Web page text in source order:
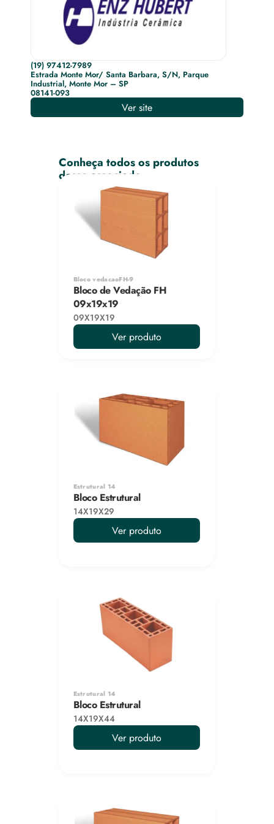
Conheça todos os produtos
desse associado
Bloco vedacaoFH-9
Bloco de Vedação FH
09x19x19
09X19X19
Ver produto
Estrutural 14
Bloco Estrutural
14X19X29
Ver produto
Estrutural 14
Bloco Estrutural
14X19X44
Ver produto
(19) 97412-7989
Estrada Monte Mor/ Santa Barbara, S/N, Parque
Industrial, Monte Mor – SP
08141-093
Ver site